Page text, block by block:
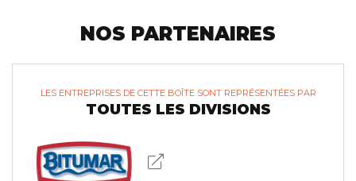
NOS PARTENAIRES
LES ENTREPRISES DE CETTE BOÎTE SONT REPRÉSENTÉES PAR
TOUTES LES DIVISIONS